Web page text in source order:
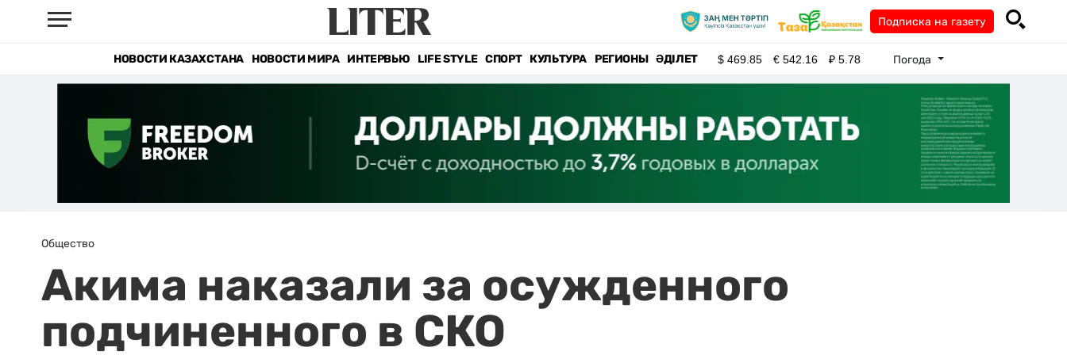
Подписка на газету
НОВОСТИ КАЗАХСТАНА НОВОСТИ МИРА ИНТЕРВЬЮ LIFE STYLE СПОРТ КУЛЬТУРА РЕГИОНЫ ӘДІЛЕТ $469.85 €542.16 ₽5.78 Погода
Общество
Акима наказали за осужденного
подчиненного в СКО